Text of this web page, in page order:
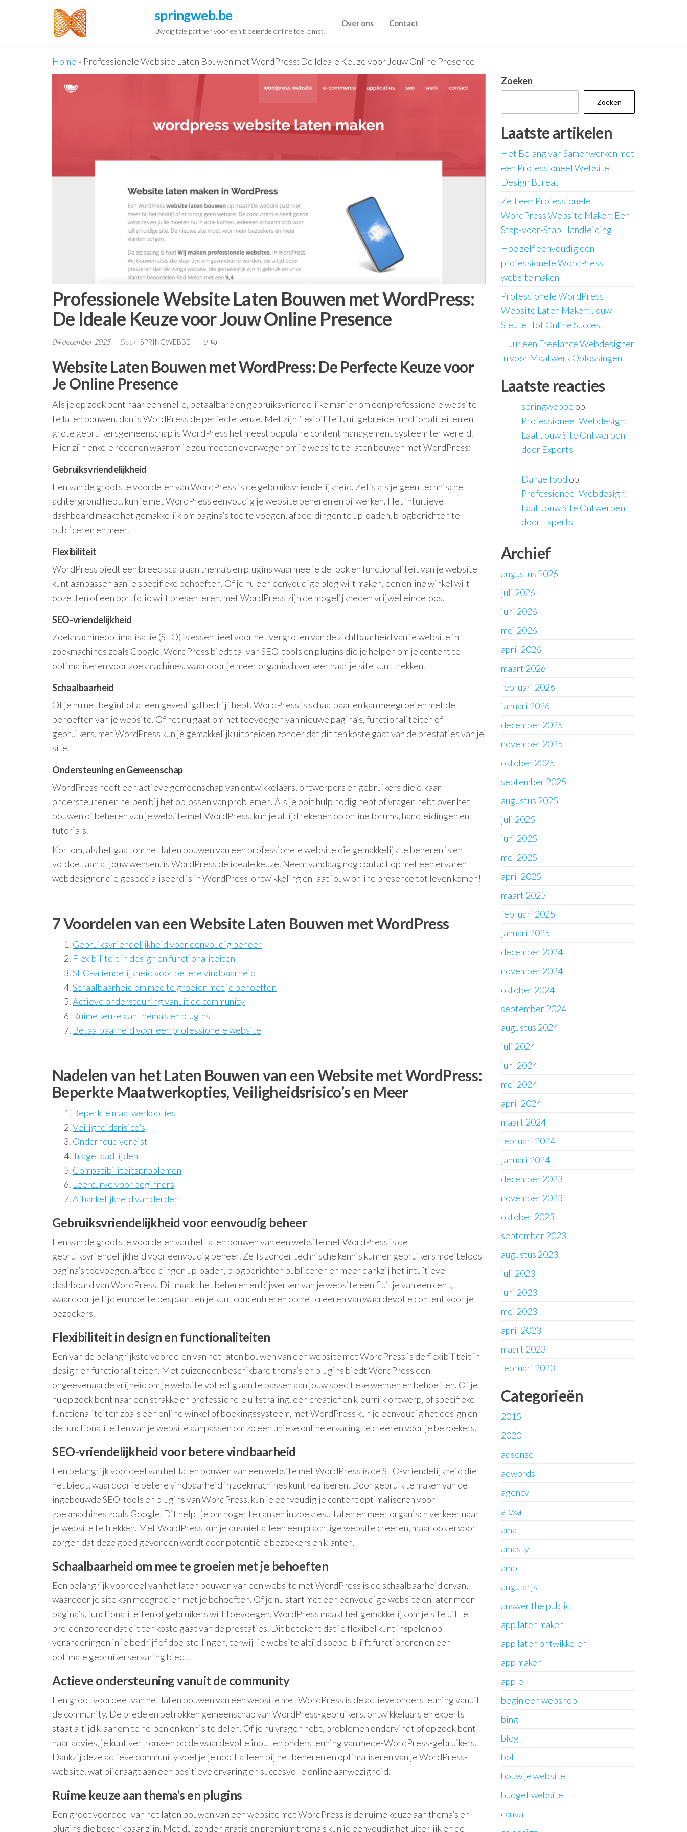
springweb.be
Uw digitale partner voor een bloeiende online toekomst!
Over ons Contact
Home » Professionele Website Laten Bouwen met WordPress: De Ideale Keuze voor Jouw Online Presence
Professionele Website Laten Bouwen met WordPress:
De Ideale Keuze voor Jouw Online Presence
04 december 2025 Door SPRINGWEBBE 0
Website Laten Bouwen met WordPress: De Perfecte Keuze voor
Je Online Presence
Als je op zoek bent naar een snelle, betaalbare en gebruiksvriendelijke manier om een professionele website
te laten bouwen, dan is WordPress de perfecte keuze. Met zijn flexibiliteit, uitgebreide functionaliteiten en
grote gebruikersgemeenschap is WordPress het meest populaire content management systeem ter wereld.
Hier zijn enkele redenen waarom je zou moeten overwegen om je website te laten bouwen met WordPress:
Gebruiksvriendelijkheid
Een van de grootste voordelen van WordPress is de gebruiksvriendelijkheid. Zelfs als je geen technische
achtergrond hebt, kun je met WordPress eenvoudig je website beheren en bijwerken. Het intuïtieve
dashboard maakt het gemakkelijk om pagina’s toe te voegen, afbeeldingen te uploaden, blogberichten te
publiceren en meer.
Flexibiliteit
WordPress biedt een breed scala aan thema’s en plugins waarmee je de look en functionaliteit van je website
kunt aanpassen aan je specifieke behoeften. Of je nu een eenvoudige blog wilt maken, een online winkel wilt
opzetten of een portfolio wilt presenteren, met WordPress zijn de mogelijkheden vrijwel eindeloos.
SEO-vriendelijkheid
Zoekmachineoptimalisatie (SEO) is essentieel voor het vergroten van de zichtbaarheid van je website in
zoekmachines zoals Google. WordPress biedt tal van SEO-tools en plugins die je helpen om je content te
optimaliseren voor zoekmachines, waardoor je meer organisch verkeer naar je site kunt trekken.
Schaalbaarheid
Of je nu net begint of al een gevestigd bedrijf hebt, WordPress is schaalbaar en kan meegroeien met de
behoeften van je website. Of het nu gaat om het toevoegen van nieuwe pagina’s, functionaliteiten of
gebruikers, met WordPress kun je gemakkelijk uitbreiden zonder dat dit ten koste gaat van de prestaties van je
site.
Ondersteuning en Gemeenschap
WordPress heeft een actieve gemeenschap van ontwikkelaars, ontwerpers en gebruikers die elkaar
ondersteunen en helpen bij het oplossen van problemen. Als je ooit hulp nodig hebt of vragen hebt over het
bouwen of beheren van je website met WordPress, kun je altijd rekenen op online forums, handleidingen en
tutorials.
Kortom, als het gaat om het laten bouwen van een professionele website die gemakkelijk te beheren is en
voldoet aan al jouw wensen, is WordPress de ideale keuze. Neem vandaag nog contact op met een ervaren
webdesigner die gespecialiseerd is in WordPress-ontwikkeling en laat jouw online presence tot leven komen!
7 Voordelen van een Website Laten Bouwen met WordPress
Gebruiksvriendelijkheid voor eenvoudig beheer
Flexibiliteit in design en functionaliteiten
SEO-vriendelijkheid voor betere vindbaarheid
Schaalbaarheid om mee te groeien met je behoeften
Actieve ondersteuning vanuit de community
Ruime keuze aan thema’s en plugins
Betaalbaarheid voor een professionele website
Nadelen van het Laten Bouwen van een Website met WordPress:
Beperkte Maatwerkopties, Veiligheidsrisico’s en Meer
Beperkte maatwerkopties
Veiligheidsrisico’s
Onderhoud vereist
Trage laadtijden
Compatibiliteitsproblemen
Leercurve voor beginners
Afhankelijkheid van derden
Gebruiksvriendelijkheid voor eenvoudig beheer
Een van de grootste voordelen van het laten bouwen van een website met WordPress is de
gebruiksvriendelijkheid voor eenvoudig beheer. Zelfs zonder technische kennis kunnen gebruikers moeiteloos
pagina’s toevoegen, afbeeldingen uploaden, blogberichten publiceren en meer dankzij het intuïtieve
dashboard van WordPress. Dit maakt het beheren en bijwerken van je website een fluitje van een cent,
waardoor je tijd en moeite bespaart en je kunt concentreren op het creëren van waardevolle content voor je
bezoekers.
Flexibiliteit in design en functionaliteiten
Een van de belangrijkste voordelen van het laten bouwen van een website met WordPress is de flexibiliteit in
design en functionaliteiten. Met duizenden beschikbare thema’s en plugins biedt WordPress een
ongeëvenaarde vrijheid om je website volledig aan te passen aan jouw specifieke wensen en behoeften. Of je
nu op zoek bent naar een strakke en professionele uitstraling, een creatief en kleurrijk ontwerp, of specifieke
functionaliteiten zoals een online winkel of boekingssysteem, met WordPress kun je eenvoudig het design en
de functionaliteiten van je website aanpassen om zo een unieke online ervaring te creëren voor je bezoekers.
SEO-vriendelijkheid voor betere vindbaarheid
Een belangrijk voordeel van het laten bouwen van een website met WordPress is de SEO-vriendelijkheid die
het biedt, waardoor je betere vindbaarheid in zoekmachines kunt realiseren. Door gebruik te maken van de
ingebouwde SEO-tools en plugins van WordPress, kun je eenvoudig je content optimaliseren voor
zoekmachines zoals Google. Dit helpt je om hoger te ranken in zoekresultaten en meer organisch verkeer naar
je website te trekken. Met WordPress kun je dus niet alleen een prachtige website creëren, maar ook ervoor
zorgen dat deze goed gevonden wordt door potentiële bezoekers en klanten.
Schaalbaarheid om mee te groeien met je behoeften
Een belangrijk voordeel van het laten bouwen van een website met WordPress is de schaalbaarheid ervan,
waardoor je site kan meegroeien met je behoeften. Of je nu start met een eenvoudige website en later meer
pagina’s, functionaliteiten of gebruikers wilt toevoegen, WordPress maakt het gemakkelijk om je site uit te
breiden zonder dat dit ten koste gaat van de prestaties. Dit betekent dat je flexibel kunt inspelen op
veranderingen in je bedrijf of doelstellingen, terwijl je website altijd soepel blijft functioneren en een
optimale gebruikerservaring biedt.
Actieve ondersteuning vanuit de community
Een groot voordeel van het laten bouwen van een website met WordPress is de actieve ondersteuning vanuit
de community. De brede en betrokken gemeenschap van WordPress-gebruikers, ontwikkelaars en experts
staat altijd klaar om te helpen en kennis te delen. Of je nu vragen hebt, problemen ondervindt of op zoek bent
naar advies, je kunt vertrouwen op de waardevolle input en ondersteuning van mede-WordPress-gebruikers.
Dankzij deze actieve community voel je je nooit alleen bij het beheren en optimaliseren van je WordPress-
website, wat bijdraagt aan een positieve ervaring en succesvolle online aanwezigheid.
Ruime keuze aan thema’s en plugins
Een groot voordeel van het laten bouwen van een website met WordPress is de ruime keuze aan thema’s en
plugins die beschikbaar zijn. Met duizenden gratis en premium thema’s kun je eenvoudig het uiterlijk en de
Zoeken
Zoeken
Laatste artikelen
Het Belang van Samenwerken met
een Professioneel Website
Design Bureau
Zelf een Professionele
WordPress Website Maken: Een
Stap-voor-Stap Handleiding
Hoe zelf eenvoudig een
professionele WordPress
website maken
Professionele WordPress
Website Laten Maken: Jouw
Sleutel Tot Online Succes!
Huur een Freelance Webdesigner
in voor Maatwerk Oplossingen
Laatste reacties
springwebbe op
Professioneel Webdesign:
Laat Jouw Site Ontwerpen
door Experts
Danae food op
Professioneel Webdesign:
Laat Jouw Site Ontwerpen
door Experts
Archief
augustus 2026
juli 2026
juni 2026
mei 2026
april 2026
maart 2026
februari 2026
januari 2026
december 2025
november 2025
oktober 2025
september 2025
augustus 2025
juli 2025
juni 2025
mei 2025
april 2025
maart 2025
februari 2025
januari 2025
december 2024
november 2024
oktober 2024
september 2024
augustus 2024
juli 2024
juni 2024
mei 2024
april 2024
maart 2024
februari 2024
januari 2024
december 2023
november 2023
oktober 2023
september 2023
augustus 2023
juli 2023
juni 2023
mei 2023
april 2023
maart 2023
februari 2023
Categorieën
2015
2020
adsense
adwords
agency
alexa
ama
amasty
amp
angularjs
answer the public
app laten maken
app laten ontwikkelen
app maken
apple
begin een webshop
bing
blog
bol
bouw je website
budget website
canva